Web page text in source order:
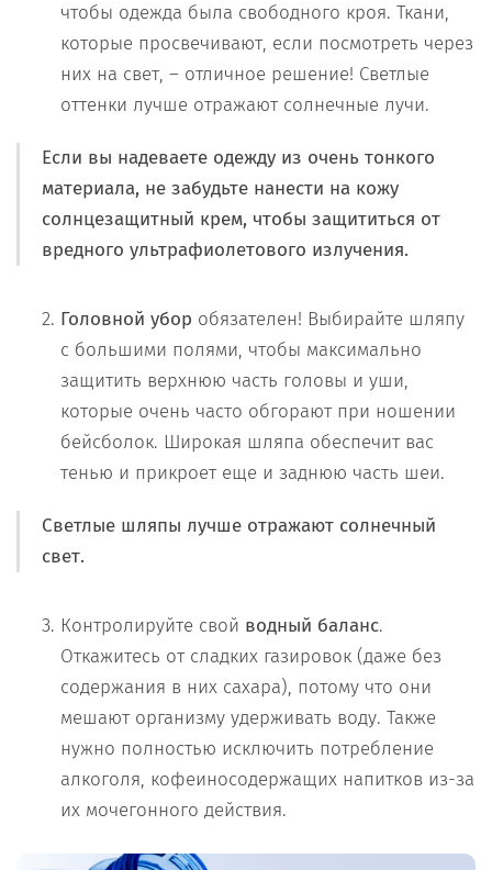
чтобы одежда была свободного кроя. Ткани,
которые просвечивают, если посмотреть через
них на свет, – отличное решение! Светлые
оттенки лучше отражают солнечные лучи.
Если вы надеваете одежду из очень тонкого
материала, не забудьте нанести на кожу
солнцезащитный крем, чтобы защититься от
вредного ультрафиолетового излучения.
Головной убор обязателен! Выбирайте шляпу
с большими полями, чтобы максимально
защитить верхнюю часть головы и уши,
которые очень часто обгорают при ношении
бейсболок. Широкая шляпа обеспечит вас
тенью и прикроет еще и заднюю часть шеи.
Светлые шляпы лучше отражают солнечный
свет.
Контролируйте свой водный баланс.
Откажитесь от сладких газировок (даже без
содержания в них сахара), потому что они
мешают организму удерживать воду. Также
нужно полностью исключить потребление
алкоголя, кофеиносодержащих напитков из-за
их мочегонного действия.